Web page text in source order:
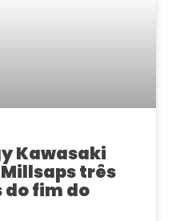
Kawasaki
três
fim do